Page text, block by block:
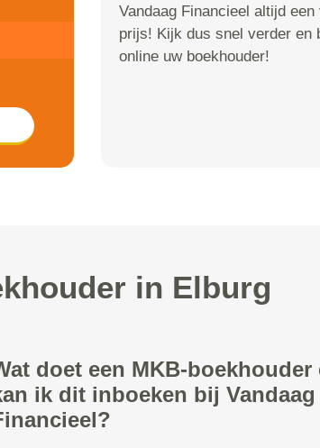
Vandaag Financieel altijd een
prijs! Kijk dus snel verder en
online uw boekhouder!
in Elburg
doet een MKB-boekhouder
ik dit inboeken bij Vandaag